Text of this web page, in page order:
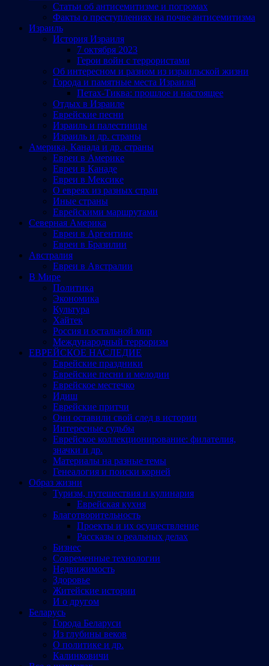
Статьи об антисемитизме и погромах
Факты о преступлениях на почве антисемитизма
Израиль
История Израиля
7 октября 2023
Герои войн с террористами
Об интересном и разном из израильской жизни
Города и памятные места Израиляl
Петах-Тиква: прошлое и настоящее
Отдых в Израиле
Еврейские песни
Израиль и палестинцы
Израиль и др. страны
Америка, Канада и др. страны
Евреи в Америке
Евреи в Канаде
Евреи в Мексике
О евреях из разных стран
Иные страны
Еврейскими маршрутами
Северная Америка
Евреи в Аргентине
Евреи в Бразилии
Австралия
Евреи в Австралии
В Мире
Политика
Экономика
Культура
Хайтек
Россия и остальной мир
Международный терроризм
ЕВРЕЙСКОЕ НАСЛЕДИЕ
Еврейские праздники
Еврейские песни и мелодии
Еврейское местечко
Идиш
Еврейские притчи
Они оставили свой след в истории
Интересные судьбы
Еврейское коллекционирование: филателия,
значки и др.
Материалы на разные темы
Генеалогия и поиски корней
Образ жизни
Туризм, путешествия и кулинария
Еврейская кухня
Благотворительность
Проекты и их осуществление
Рассказы о реальных делах
Бизнес
Современные технологии
Недвижимость
Здоровье
Житейские истории
И о другом
Беларусь
Города Беларуси
Из глубины веков
О политике и др.
Калинковичи